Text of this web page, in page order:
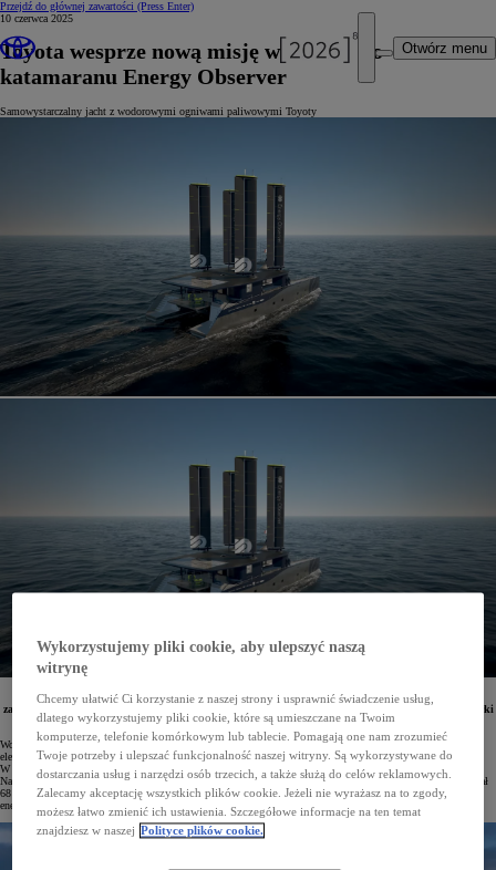
Przejdź do głównej zawartości (Press Enter)
Otwórz menu
10 czerwca 2025
Toyota wesprze nową misję wodorowego
katamaranu Energy Observer
Samowystarczalny jacht z wodorowymi ogniwami paliwowymi Toyoty
Toyota będzie wspierać nową misję samowystarczalnego katamaranu Energy Observer, która
zaplanowana jest na lata 2025–2033. Jacht wykorzystuje wodorowe ogniwa paliwowe japońskiej marki
i jest w stanie wyprodukować wodór na pokładzie.
Wodorowy katamaran Energy Observer to samowystarczalny energetycznie jacht. Energia do silnika
elektrycznego produkowana jest w reakcji wodoru z tlenem, a wodór powstaje na pokładzie z wody morskiej.
W bezemisyjnym łańcuchu energetycznym statku kluczową rolę odgrywa system ogniw paliwowych Toyoty.
Na pokładzie generuje on energię o zerowej emisji*. Podczas swojej pierwszej misji Energy Observer pokonał
68 tysięcy mil morskich, czyli trzykrotnie opłynął Ziemię, udowadniając przydatność odnawialnych źródeł
energii w żegludze.
Wykorzystujemy pliki cookie, aby ulepszyć naszą
witrynę
Chcemy ułatwić Ci korzystanie z naszej strony i usprawnić świadczenie usług,
dlatego wykorzystujemy pliki cookie, które są umieszczane na Twoim
komputerze, telefonie komórkowym lub tablecie. Pomagają one nam zrozumieć
Twoje potrzeby i ulepszać funkcjonalność naszej witryny. Są wykorzystywane do
dostarczania usług i narzędzi osób trzecich, a także służą do celów reklamowych.
Zalecamy akceptację wszystkich plików cookie. Jeżeli nie wyrażasz na to zgody,
możesz łatwo zmienić ich ustawienia. Szczegółowe informacje na ten temat
znajdziesz w naszej Polityce plików cookie.